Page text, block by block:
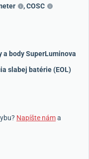
,COSC
a body SuperLuminova
slabej batérie (EOL)
Napíšte náma